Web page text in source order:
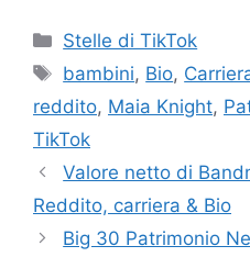
Categories
Stelle di TikTok
Tags
bambini, Bio,
reddito, Maia Knight,
TikTok
Valore netto di
Reddito, carriera & Bio
Big 30 Patrimonio